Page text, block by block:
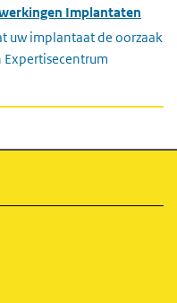
Implantaten
uw implantaat de oorzaak